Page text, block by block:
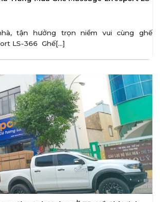
tận hưởng trọn niềm vui cùng ghế
LS-366 Ghế[...]